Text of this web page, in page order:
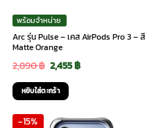
พร้อมจำหน่าย
Arc รุ่น Pulse – เคส AirPods Pro 3 – สี
Matte Orange
2,890฿ Original
price
was:
2,890 ฿.
2,455฿Current
2,455 ฿.
หยิบใส่ตะกร้า
-15%